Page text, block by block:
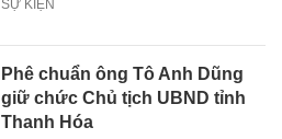
SỰ KIỆN
Phê chuẩn ông Tô Anh Dũng
giữ chức Chủ tịch UBND tỉnh
Thanh Hóa